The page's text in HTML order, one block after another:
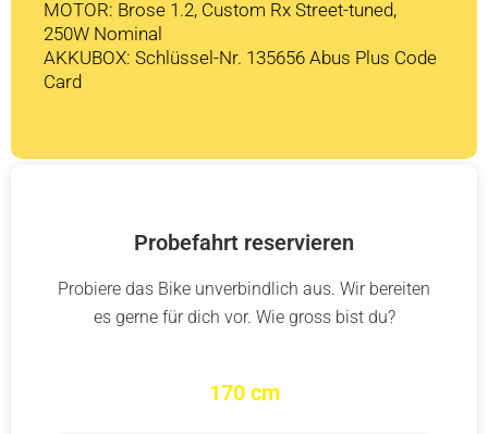
MOTOR: Brose 1.2, Custom Rx Street-tuned,
250W Nominal
AKKUBOX: Schlüssel-Nr. 135656 Abus Plus Code
Card
Probefahrt reservieren
Probiere das Bike unverbindlich aus. Wir bereiten
es gerne für dich vor. Wie gross bist du?
170 cm